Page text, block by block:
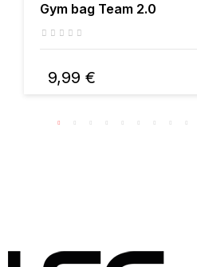
Gym bag Team 2.0
9,99 €